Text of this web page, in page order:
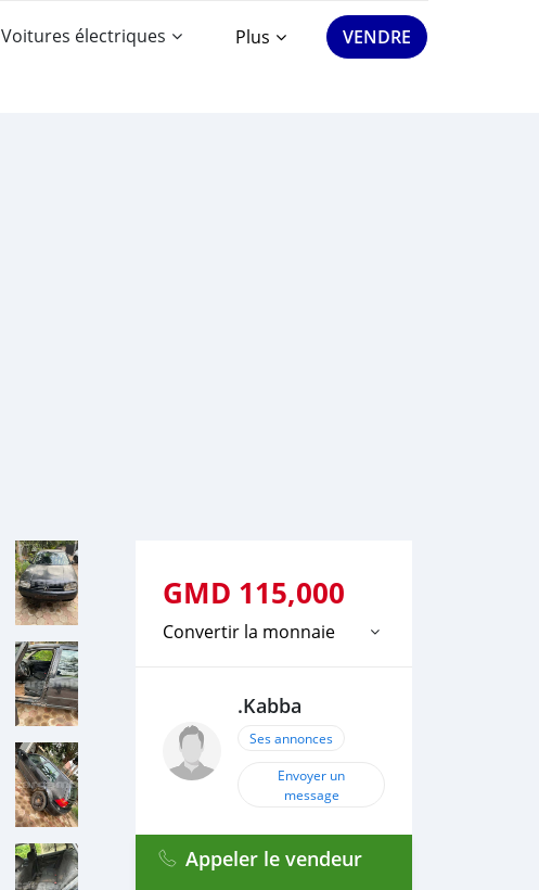
Voitures électriques Plus VENDRE
GMD 115,000
Convertir la monnaie
.Kabba
Ses annonces
Envoyer un
message
Appeler le vendeur